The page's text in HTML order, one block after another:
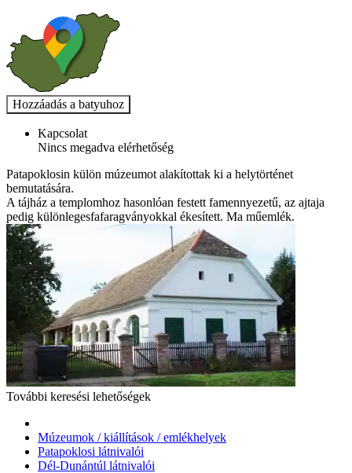
Kapcsolat
Nincs megadva elérhetőség
Patapoklosin külön múzeumot alakítottak ki a helytörténet
bemutatására.
A tájház a templomhoz hasonlóan festett famennyezetű, az ajtaja
pedig különlegesfafaragványokkal ékesített. Ma műemlék.
További keresési lehetőségek
Múzeumok / kiállítások / emlékhelyek
Patapoklosi látnivalói
Dél-Dunántúl látnivalói